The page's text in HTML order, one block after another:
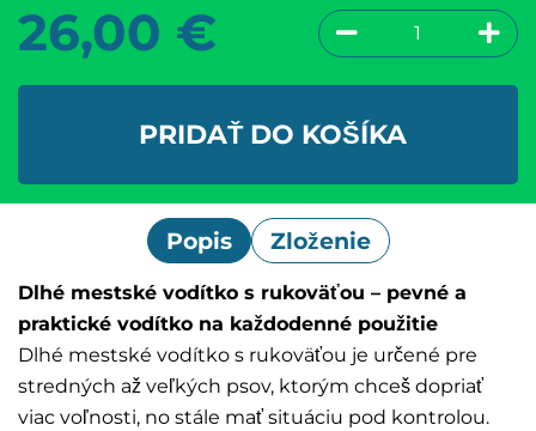
26,00 €
PRIDAŤ DO KOŠÍKA
Popis Zloženie
Dlhé mestské vodítko s rukoväťou – pevné a
praktické vodítko na každodenné použitie
Dlhé mestské vodítko s rukoväťou je určené pre
stredných až veľkých psov, ktorým chceš dopriať
viac voľnosti, no stále mať situáciu pod kontrolou.